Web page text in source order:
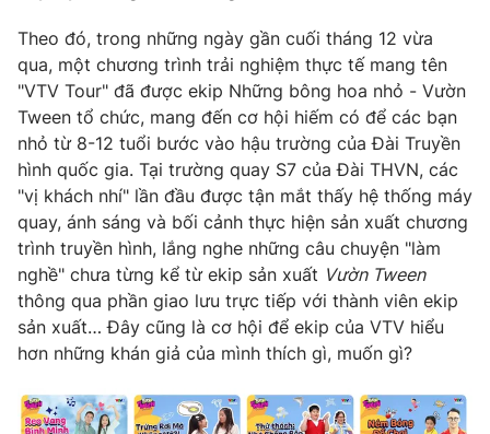
Theo đó, trong những ngày gần cuối tháng 12 vừa
qua, một chương trình trải nghiệm thực tế mang tên
"VTV Tour" đã được ekip Những bông hoa nhỏ - Vườn
Tween tổ chức, mang đến cơ hội hiếm có để các bạn
nhỏ từ 8-12 tuổi bước vào hậu trường của Đài Truyền
hình quốc gia. Tại trường quay S7 của Đài THVN, các
"vị khách nhí" lần đầu được tận mắt thấy hệ thống máy
quay, ánh sáng và bối cảnh thực hiện sản xuất chương
trình truyền hình, lắng nghe những câu chuyện "làm
nghề" chưa từng kể từ ekip sản xuất Vườn Tween
thông qua phần giao lưu trực tiếp với thành viên ekip
sản xuất… Đây cũng là cơ hội để ekip của VTV hiểu
hơn những khán giả của mình thích gì, muốn gì?